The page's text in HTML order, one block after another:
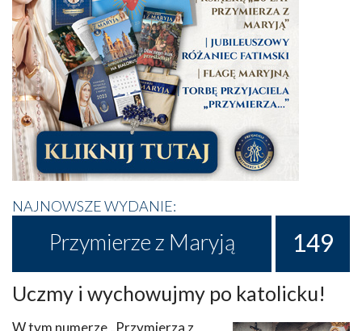
NAJNOWSZE WYDANIE:
Przymierze z Maryją 149
Uczmy i wychowujmy po katolicku!
W tym numerze „Przymierza z